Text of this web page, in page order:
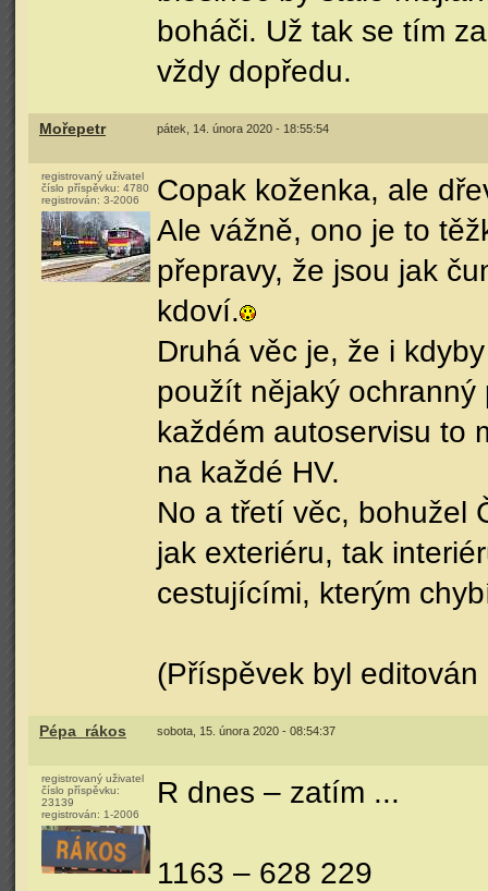
boháči. Už tak se tím
vždy dopředu.
Mořepetr pátek, 14. února 2020 - 18:55:54
registrovaný uživatel
číslo příspěvku: 4780
registrován: 3-2006
Copak koženka, ale
Ale vážně, ono je to
přepravy, že jsou jak
kdoví.
Druhá věc je, že i
použít nějaký
každém autoservisu to
na každé HV.
No a třetí věc, bohužel
jak exteriéru, tak
cestujícími, kterým
(Příspěvek byl
Pépa_rákos sobota, 15. února 2020 - 08:54:37
registrovaný uživatel
číslo příspěvku:
23139
registrován: 1-2006
R dnes – zatím ...
1163 – 628 229